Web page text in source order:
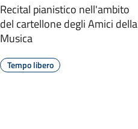
Recital pianistico nell'ambito
del cartellone degli Amici della
Musica
Tempo libero